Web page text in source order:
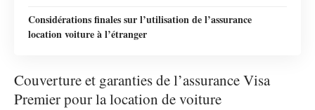
Considérations finales sur l’utilisation de l’assurance
location voiture à l’étranger
Couverture et garanties de l’assurance Visa
Premier pour la location de voiture